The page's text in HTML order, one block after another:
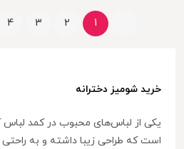
1
2
3
4
خرید شومیز دخترانه
یکی از لباس‌های محبوب در کمد لباس
است که طراحی زیبا داشته و به راحتی